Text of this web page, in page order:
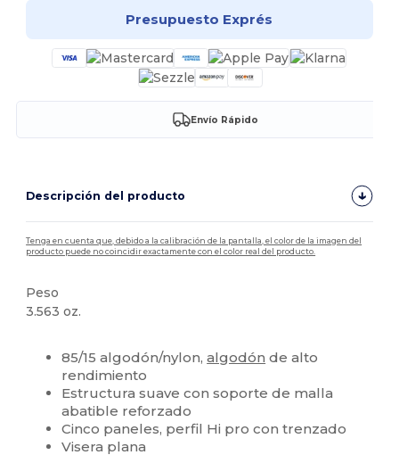
Presupuesto Exprés
Envío Rápido
Descripción del producto
Tenga en cuenta que, debido a la calibración de la pantalla, el color de la imagen del
producto puede no coincidir exactamente con el color real del producto.
Peso
3.563 oz.
85/15 algodón/nylon,algodón de alto
rendimiento
Estructura suave con soporte de malla
abatible reforzado
Cinco paneles, perfil Hi pro con trenzado
Visera plana